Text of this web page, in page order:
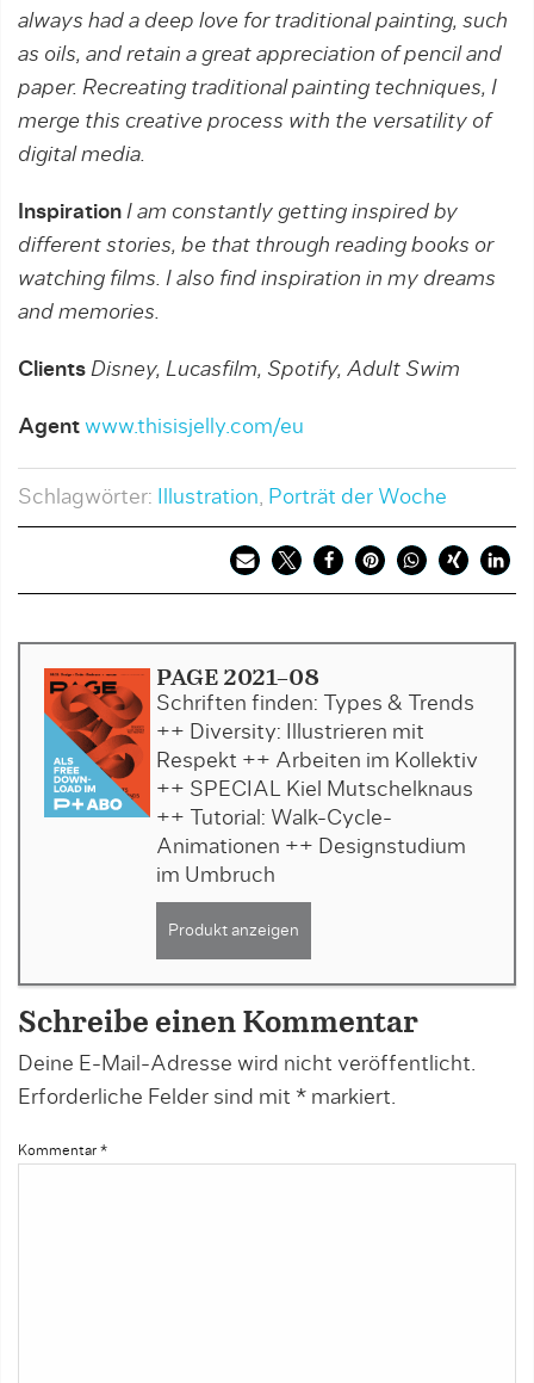
always had a deep love for traditional painting, such
as oils, and retain a great appreciation of pencil and
paper. Recreating traditional painting techniques, I
merge this creative process with the versatility of
digital media.
Inspiration I am constantly getting inspired by
different stories, be that through reading books or
watching films. I also find inspiration in my dreams
and memories.
Clients Disney, Lucasfilm, Spotify, Adult Swim
Agent www.thisisjelly.com/eu
Schlagwörter: Illustration, Porträt der Woche
PAGE 2021-08
Schriften finden: Types & Trends
++ Diversity: Illustrieren mit
Respekt ++ Arbeiten im Kollektiv
++ SPECIAL Kiel Mutschelknaus
++ Tutorial: Walk-Cycle-
Animationen ++ Designstudium
im Umbruch
Produkt anzeigen
Schreibe einen Kommentar
Deine E-Mail-Adresse wird nicht veröffentlicht.
Erforderliche Felder sind mit * markiert.
Kommentar *